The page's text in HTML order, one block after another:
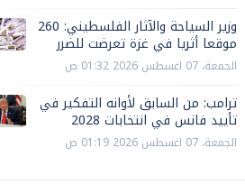
وزير السياحة والآثار الفلسطيني: 260
موقعا أثريا في غزة تعرضت للضرر
الجمعة، 07 اغسطس 2026 01:32 ص
ترامب: من السابق لأوانه التفكير في
تأييد فانس في انتخابات 2028
الجمعة، 07 اغسطس 2026 01:19 ص